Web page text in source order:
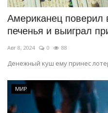
Американец поверил
печенья и выиграл
Авг 8, 2024 0 88
Денежный куш ему принес
МИР